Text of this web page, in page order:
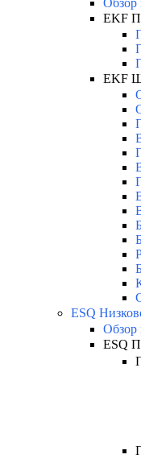
Обзор
EKF
EKF
ESQ
Обзор
ESQ